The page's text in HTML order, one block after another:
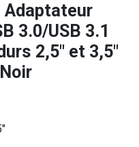
Adaptateur
3.0/USB 3.1
2,5" et 3,5"